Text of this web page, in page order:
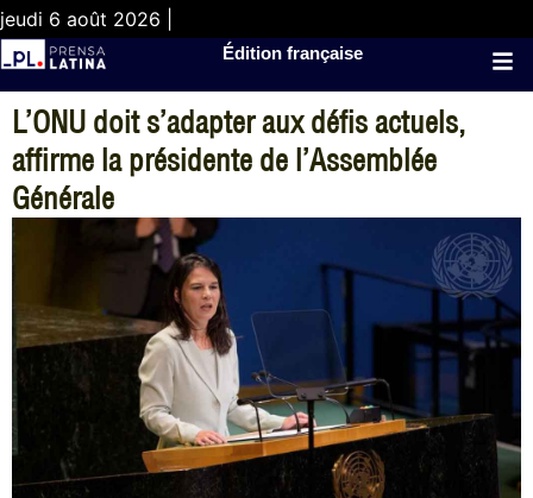
jeudi 6 août 2026 |
Édition française
L’ONU doit s’adapter aux défis actuels,
affirme la présidente de l’Assemblée
Générale